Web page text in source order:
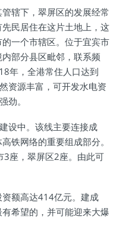
辖下，翠屏区的发展经常
民居住在这片土地上，这
一个市辖区。位于宜宾市
部分县区毗邻，联系频
年，全港常住人口达到
资源丰富，可开发水电资
劲。
设中。该线主要连接成
铁网络的重要组成部分。
座，翠屏区2座。由此可
额高达414亿元。建成
希望的，并可能迎来大爆